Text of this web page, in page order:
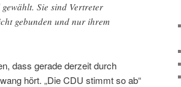
Sie sind Vertreter
gebunden und nur ihrem
dass gerade derzeit durch
hört. „Die CDU stimmt so ab“